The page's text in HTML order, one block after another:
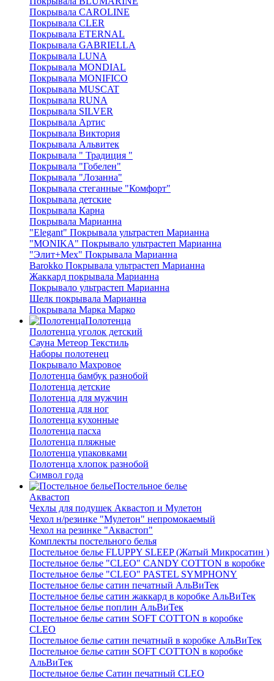
Покрывала CAROLINE
Покрывала CLER
Покрывала ETERNAL
Покрывала GABRIELLA
Покрывала LUNA
Покрывала MONDIAL
Покрывала MONIFICO
Покрывала MUSCAT
Покрывала RUNA
Покрывала SILVER
Покрывала Артис
Покрывала Виктория
Покрывала Альвитек
Покрывала " Традиция "
Покрывала "Гобелен"
Покрывала "Лозанна"
Покрывала стеганные "Комфорт"
Покрывала детские
Покрывала Карна
Покрывала Марианна
"Elegant" Покрывала ультрастеп Марианна
"MONIKA" Покрывало ультрастеп Марианна
"Элит+Мех" Покрывала Марианна
Barokko Покрывала ультрастеп Марианна
Жаккард покрывала Марианна
Покрывало ультрастеп Марианна
Шелк покрывала Марианна
Покрывала Марка Марко
Полотенца
Полотенца уголок детский
Сауна Метеор Текстиль
Наборы полотенец
Покрывало Махровое
Полотенца бамбук разнобой
Полотенца детские
Полотенца для мужчин
Полотенца для ног
Полотенца кухонные
Полотенца пасха
Полотенца пляжные
Полотенца упаковками
Полотенца хлопок разнобой
Символ года
Постельное белье
Аквастоп
Чехлы для подушек Аквастоп и Мулетон
Чехол н/резинке "Мулетон" непромокаемый
Чехол на резинке "Аквастоп"
Комплекты постельного белья
Постельное белье FLUPPY SLEEP (Жатый Микросатин )
Постельное белье "CLEO" CANDY COTTON в коробке
Постельное белье "CLEO" PASTEL SYMPHONY
Постельное белье сатин печатный АльВиТек
Постельное белье сатин жаккард в коробке АльВиТек
Постельное белье поплин АльВиТек
Постельное белье сатин SOFT COTTON в коробке
CLEO
Постельное белье сатин печатный в коробке АльВиТек
Постельное белье сатин SOFT COTTON в коробке
АльВиТек
Постельное белье Сатин печатный CLEO